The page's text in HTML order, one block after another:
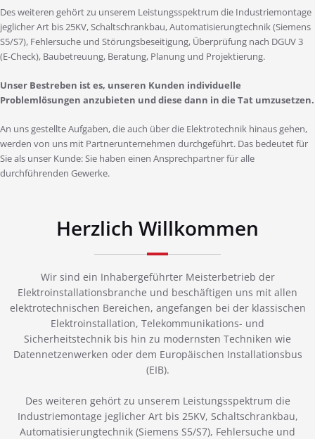
Des weiteren gehört zu unserem Leistungsspektrum die Industriemontage
jeglicher Art bis 25KV, Schaltschrankbau, Automatisierungtechnik (Siemens
S5/S7), Fehlersuche und Störungsbeseitigung, Überprüfung nach DGUV 3
(E-Check), Baubetreuung, Beratung, Planung und Projektierung.
Unser Bestreben ist es, unseren Kunden individuelle
Problemlösungen anzubieten und diese dann in die Tat umzusetzen.
An uns gestellte Aufgaben, die auch über die Elektrotechnik hinaus gehen,
werden von uns mit Partnerunternehmen durchgeführt. Das bedeutet für
Sie als unser Kunde: Sie haben einen Ansprechpartner für alle
durchführenden Gewerke.
Herzlich Willkommen
Wir sind ein Inhabergeführter Meisterbetrieb der
Elektroinstallationsbranche und beschäftigen uns mit allen
elektrotechnischen Bereichen, angefangen bei der klassischen
Elektroinstallation, Telekommunikations- und
Sicherheitstechnik bis hin zu modernsten Techniken wie
Datennetzenwerken oder dem Europäischen Installationsbus
(EIB).
Des weiteren gehört zu unserem Leistungsspektrum die
Industriemontage jeglicher Art bis 25KV, Schaltschrankbau,
Automatisierungtechnik (Siemens S5/S7), Fehlersuche und